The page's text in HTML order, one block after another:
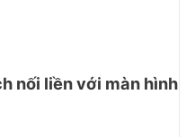
nối liền với màn hình